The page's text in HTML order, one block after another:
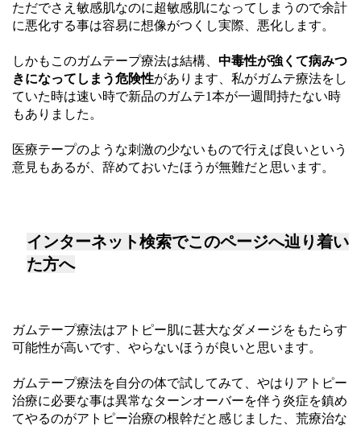
ただでさえ敏感肌なのに超敏感肌になってしまうので余計
に悪化する事は容易に想像がつくし実際、悪化します。
しかもこのガムテープ療法は結構、 中毒性が強くて病みつ
きになってしまう危険性があります、私がガムテ療法をし
ていた時は速い時で新品のガムテ1本が一週間持たない時
もありました。
医療テープのような刺激の少ないもので行えば良いという
意見もあるが、辞めておいたほうが無難だと思います。
インターネット検索でこのページへ辿り着い
た方へ
ガムテープ療法はアトピー肌に甚大なダメージをもたらす
可能性が高いです、やらないほうが良いと思います。
ガムテープ療法を自分の体で試してみて、やはりアトピー
治療に必要な事は異常なターンオーバーを伴う炎症を鎮め
てやるのがアトピー治療の根幹だと感じました、荒療治な